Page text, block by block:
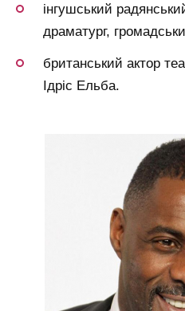
інгушський
драматург,
британський актор
Ідріс Ельба.